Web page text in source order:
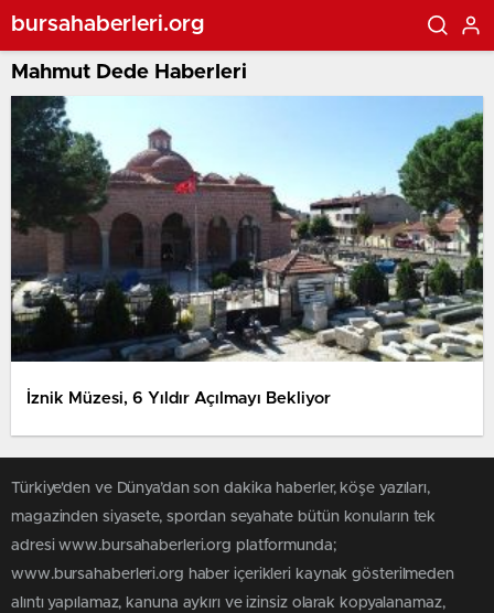
bursahaberleri.org
Mahmut Dede Haberleri
İznik Müzesi, 6 Yıldır Açılmayı Bekliyor
Türkiye'den ve Dünya’dan son dakika haberler, köşe yazıları,
magazinden siyasete, spordan seyahate bütün konuların tek
adresi www.bursahaberleri.org platformunda;
www.bursahaberleri.org haber içerikleri kaynak gösterilmeden
alıntı yapılamaz, kanuna aykırı ve izinsiz olarak kopyalanamaz,